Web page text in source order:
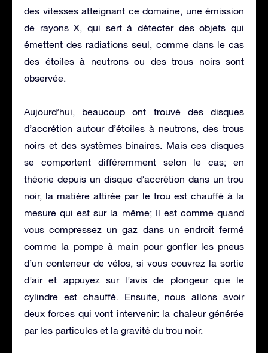
des vitesses atteignant ce domaine, une émission
de rayons X, qui sert à détecter des objets qui
émettent des radiations seul, comme dans le cas
des étoiles à neutrons ou des trous noirs sont
observée.
Aujourd’hui, beaucoup ont trouvé des disques
d’accrétion autour d’étoiles à neutrons, des trous
noirs et des systèmes binaires. Mais ces disques
se comportent différemment selon le cas; en
théorie depuis un disque d’accrétion dans un trou
noir, la matière attirée par le trou est chauffé à la
mesure qui est sur la même; Il est comme quand
vous compressez un gaz dans un endroit fermé
comme la pompe à main pour gonfler les pneus
d’un conteneur de vélos, si vous couvrez la sortie
d’air et appuyez sur l’avis de plongeur que le
cylindre est chauffé. Ensuite, nous allons avoir
deux forces qui vont intervenir: la chaleur générée
par les particules et la gravité du trou noir.